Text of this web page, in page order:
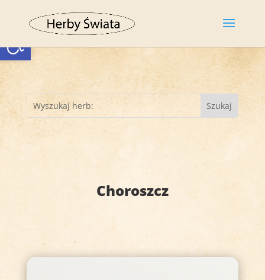
Otwórz pasek narzędzi
Choroszcz